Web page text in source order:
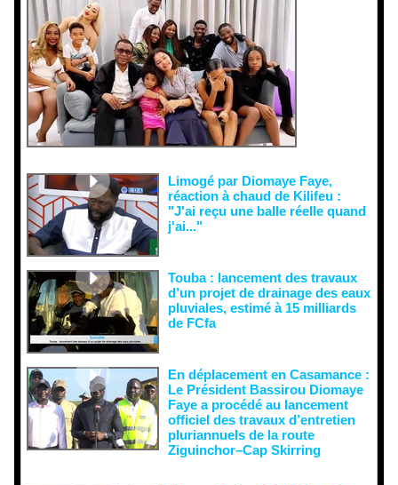
Limogé par Diomaye Faye,
réaction à chaud de Kilifeu :
"J'ai reçu une balle réelle quand
j'ai..."
Touba : lancement des travaux
d’un projet de drainage des eaux
pluviales, estimé à 15 milliards
de FCfa ‎
En déplacement en Casamance :
Le Président Bassirou Diomaye
Faye a procédé au lancement
officiel des travaux d’entretien
pluriannuels de la route
Ziguinchor–Cap Skirring